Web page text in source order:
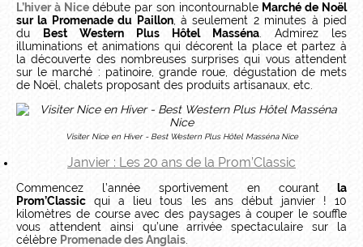
L’hiver à Nicedébute par son incontournable Marché de Noël
sur la Promenade du Paillon, à seulement 2 minutes à pied
du
Best Western Plus Hôtel Masséna . Admirez les
illuminations et animations qui décorent la place et partez à
la découverte des nombreuses surprises qui vous attendent
sur le marché : patinoire, grande roue, dégustation de mets
de Noël, chalets proposant des produits artisanaux, etc.
Visiter Nice en Hiver - Best Western Plus Hôtel Masséna Nice
Janvier : Les 20 ans de la Prom’Classic
Commencez l’année sportivement en courant la
Prom’Classic qui a lieu tous les ans début janvier ! 10
kilomètres de course avec des paysages à couper le souffle
vous attendent ainsi qu’une arrivée spectaculaire sur la
célèbre Promenade des Anglais